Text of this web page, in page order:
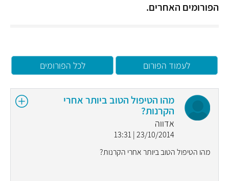
הפורומים האחרים.
לעמוד הפורום לכל הפורומים
מהו הטיפול הטוב ביותר אחרי
הקרנות?
אדווה
23/10/2014 | 13:31
מהו הטיפול הטוב ביותר אחרי הקרנות?